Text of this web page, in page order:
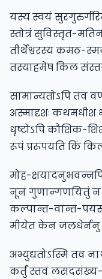
यस्य स्वयं
स्तोत्रं सुविस्तृत-
तीर्थेश्वरस्य कमठ-
तस्याहमेष किल
सामान्यतोऽपि तव
अस्मादृशः कथमधीश
धृष्टोऽपि कौशिक-
रूपं प्ररूपयति किं किल
मोह-
नूनं गुणान्गणयितुं न
कल्पान्त-वान्त-
मीयेत केन जलधेर्ननु
अभ्युद्यतोऽस्मि तव
कर्तुं स्तवं